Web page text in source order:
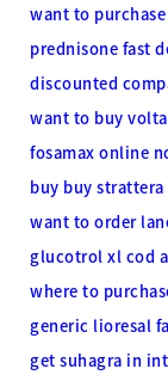
want to
prednisone fast
discounted
want to buy
fosamax online
buy buy
want to order
glucotrol xl cod
where to
generic lioresal
get suhagra in